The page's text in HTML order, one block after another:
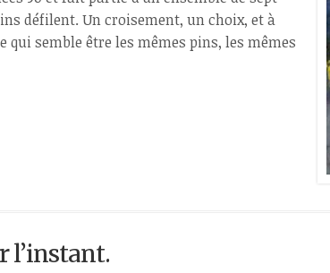
défilent. Un croisement, un choix, et à
qui semble être les mêmes pins, les mêmes
l’instant.